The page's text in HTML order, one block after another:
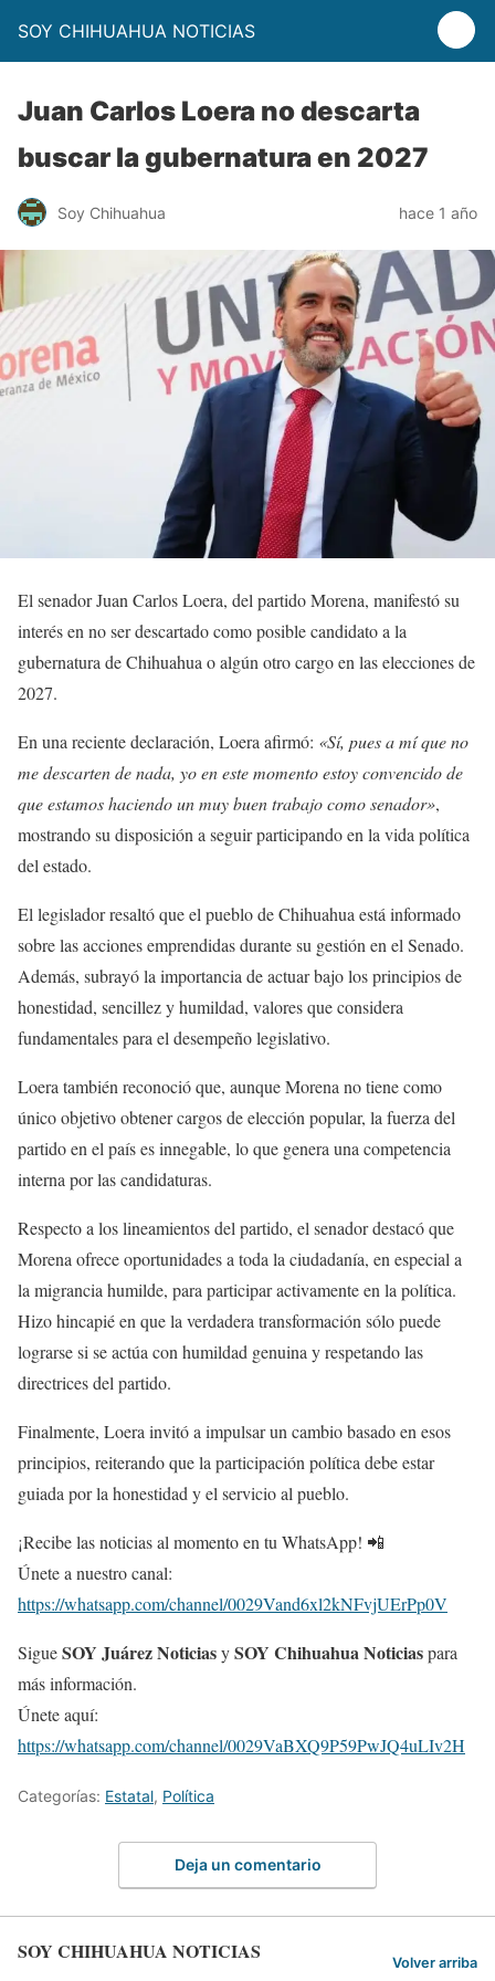
SOY CHIHUAHUA NOTICIAS
Juan Carlos Loera no descarta
buscar la gubernatura en 2027
Soy Chihuahua hace 1 año
El senador Juan Carlos Loera, del partido Morena, manifestó su
interés en no ser descartado como posible candidato a la
gubernatura de Chihuahua o algún otro cargo en las elecciones de
2027.
En una reciente declaración, Loera afirmó: «Sí, pues a mí que no
me descarten de nada, yo en este momento estoy convencido de
que estamos haciendo un muy buen trabajo como senador»,
mostrando su disposición a seguir participando en la vida política
del estado.
El legislador resaltó que el pueblo de Chihuahua está informado
sobre las acciones emprendidas durante su gestión en el Senado.
Además, subrayó la importancia de actuar bajo los principios de
honestidad, sencillez y humildad, valores que considera
fundamentales para el desempeño legislativo.
Loera también reconoció que, aunque Morena no tiene como
único objetivo obtener cargos de elección popular, la fuerza del
partido en el país es innegable, lo que genera una competencia
interna por las candidaturas.
Respecto a los lineamientos del partido, el senador destacó que
Morena ofrece oportunidades a toda la ciudadanía, en especial a
la migrancia humilde, para participar activamente en la política.
Hizo hincapié en que la verdadera transformación sólo puede
lograrse si se actúa con humildad genuina y respetando las
directrices del partido.
Finalmente, Loera invitó a impulsar un cambio basado en esos
principios, reiterando que la participación política debe estar
guiada por la honestidad y el servicio al pueblo.
¡Recibe las noticias al momento en tu WhatsApp! 📲
Únete a nuestro canal:
https://whatsapp.com/channel/0029Vand6xl2kNFvjUErPp0V
SigueSOY Juárez NoticiasySOY Chihuahua Noticiaspara
más información.
Únete aquí:
https://whatsapp.com/channel/0029VaBXQ9P59PwJQ4uLIv2H
Categorías: Estatal, Política
Deja un comentario
SOY CHIHUAHUA NOTICIAS Volver arriba